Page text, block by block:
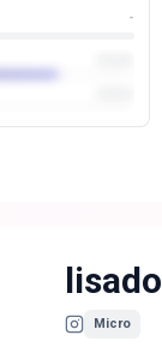
-
Micro